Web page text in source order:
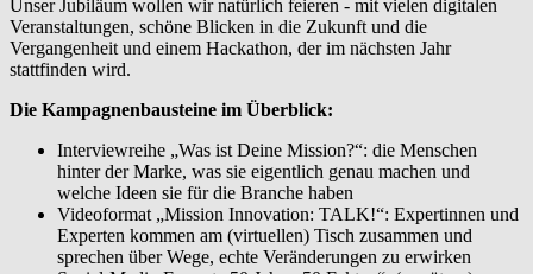
Unser Jubiläum wollen wir natürlich feieren - mit vielen digitalen
Veranstaltungen, schöne Blicken in die Zukunft und die
Vergangenheit und einem Hackathon, der im nächsten Jahr
stattfinden wird.
Die Kampagnenbausteine im Überblick:
Interviewreihe „Was ist Deine Mission?“: die Menschen
hinter der Marke, was sie eigentlich genau machen und
welche Ideen sie für die Branche haben
Videoformat „Mission Innovation: TALK!“: Expertinnen und
Experten kommen am (virtuellen) Tisch zusammen und
sprechen über Wege, echte Veränderungen zu erwirken